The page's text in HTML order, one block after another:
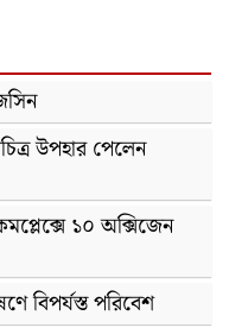
উপহার পেলেন
১০ অক্সিজেন
বিপর্যস্ত পরিবেশ